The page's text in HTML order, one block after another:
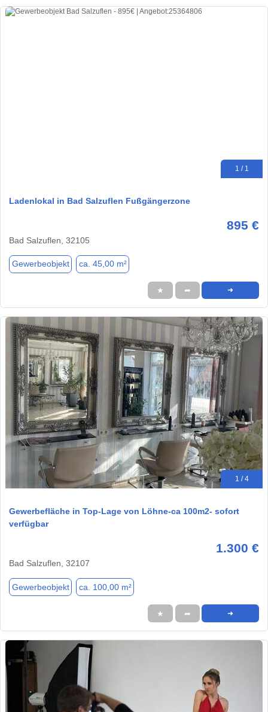
1 / 1
Ladenlokal in Bad Salzuflen Fußgängerzone
895 €
Bad Salzuflen, 32105
Gewerbeobjekt ca. 45,00 m²
★ ➦ ➜
1 / 4
Gewerbefläche in Top-Lage von Löhne-ca 100m2- sofort
verfügbar
1.300 €
Bad Salzuflen, 32107
Gewerbeobjekt ca. 100,00 m²
★ ➦ ➜